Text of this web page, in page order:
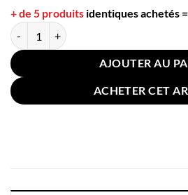
+ de 5 produits identiques achetés =
quantité de Petite Cuillère Bout Tordu
AJOUTER AU
ACHETER CET